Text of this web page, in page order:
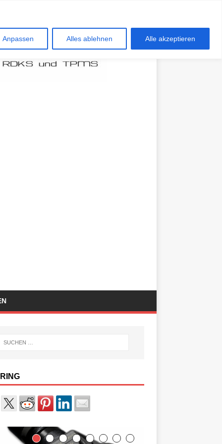
Anpassen Alles ablehnen Alle akzeptieren